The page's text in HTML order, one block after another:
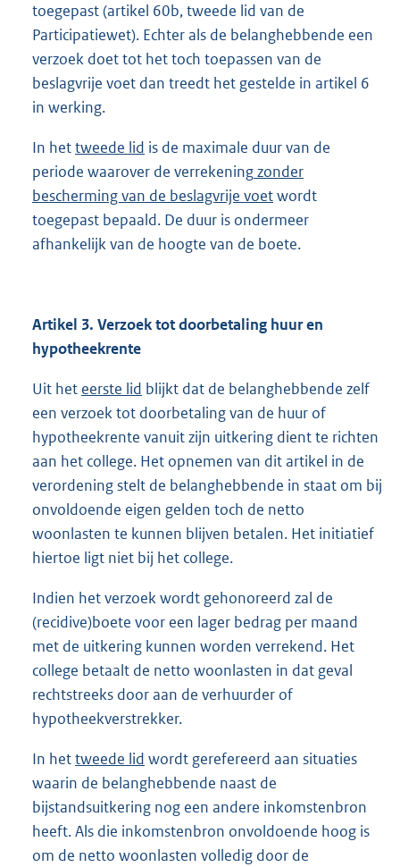
toegepast (artikel 60b, tweede lid van de
Participatiewet). Echter als de belanghebbende een
verzoek doet tot het toch toepassen van de
beslagvrije voet dan treedt het gestelde in artikel 6
in werking.
In hettweede lid is de maximale duur van de
periode waarover de verrekeningzonder
bescherming van de beslagvrije voetwordt
toegepast bepaald. De duur is ondermeer
afhankelijk van de hoogte van de boete.
Artikel 3. Verzoek tot doorbetaling huur en
hypotheekrente
Uit het eerste lid blijkt dat de belanghebbende zelf
een verzoek tot doorbetaling van de huur of
hypotheekrente vanuit zijn uitkering dient te richten
aan het college. Het opnemen van dit artikel in de
verordening stelt de belanghebbende in staat om bij
onvoldoende eigen gelden toch de netto
woonlasten te kunnen blijven betalen. Het initiatief
hiertoe ligt niet bij het college.
Indien het verzoek wordt gehonoreerd zal de
(recidive)boete voor een lager bedrag per maand
met de uitkering kunnen worden verrekend. Het
college betaalt de netto woonlasten in dat geval
rechtstreeks door aan de verhuurder of
hypotheekverstrekker.
In hettweede lid wordt gerefereerd aan situaties
waarin de belanghebbende naast de
bijstandsuitkering nog een andere inkomstenbron
heeft. Als die inkomstenbron onvoldoende hoog is
om de netto woonlasten volledig door de